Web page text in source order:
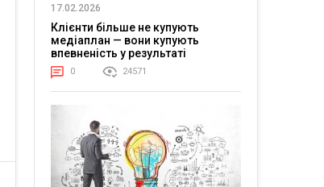
17.02.2026
Клієнти більше не купують
медіаплан — вони купують
впевненість у результаті
0 24571